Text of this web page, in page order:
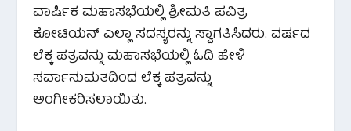
ವಾರ್ಷಿಕ ಮಹಾಸಭೆಯಲ್ಲಿ ಶ್ರೀಮತಿ ಪವಿತ್ರ
ಕೋಟಿಯನ್ ಎಲ್ಲಾ ಸದಸ್ಯರನ್ನು ಸ್ವಾಗತಿಸಿದರು. ವರ್ಷದ
ಲೆಕ್ಕ ಪತ್ರವನ್ನು ಮಹಾಸಭೆಯಲ್ಲಿ ಓದಿ ಹೇಳಿ
ಸರ್ವಾನುಮತದಿಂದ ಲೆಕ್ಕ ಪತ್ರವನ್ನು
ಅಂಗೀಕರಿಸಲಾಯಿತು.